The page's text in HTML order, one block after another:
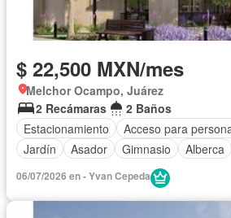
$ 22,500 MXN/mes
Melchor Ocampo, Juárez
2 Recámaras
2 Baños
Estacionamiento
Acceso para
Jardín
Asador Gimnasio Alberca
06/07/2026 en - Yvan Cepeda